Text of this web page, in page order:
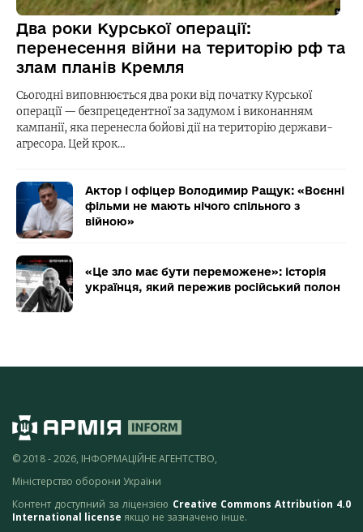
Два роки Курської операції:
перенесення війни на територію рф та
злам планів Кремля
Сьогодні виповнюється два роки від початку Курської
операції — безпрецедентної за задумом і виконанням
кампанії, яка перенесла бойові дії на територію держави-
агресора. Цей крок…
Актор і офіцер Володимир Ращук: «Воєнні
фільми не мають нічого спільного з
війною»
«Це зло має бути переможене»: історія
українця, який пережив російський полон
© 2018 - 2026, ІНФОРМАЦІЙНЕ АГЕНТСТВО,
Міністерство оборони України
Контент доступний за ліцензією Creative Commons Attribution 4.0
International license якщо не зазначено інше.